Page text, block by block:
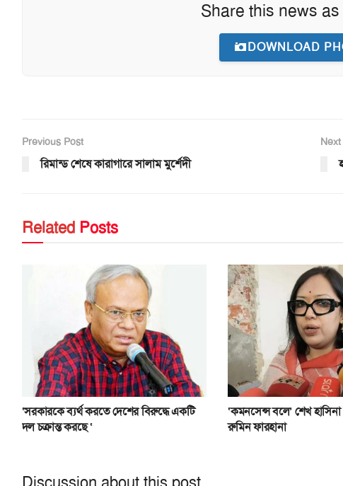
Share this news
DOWNLOAD
Previous Post
রিমান্ড শেষে কারাগারে সালাম মুর্শেদী
RelatedPosts
‘সরকারকে ব্যর্থ করতে দেশের বিরুদ্ধে একটি
দল চক্রান্ত করছে ‘
‘কমনসেন্স বলে’ শেখ
রুমিন ফারহানা